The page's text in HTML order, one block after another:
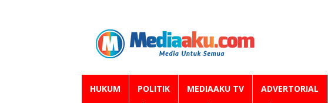
HUKUM POLITIK MEDIAAKU TV ADVERTORIAL